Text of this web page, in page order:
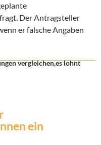
Der Antragsteller
er falsche Angaben
vergleichen,es lohnt
ein